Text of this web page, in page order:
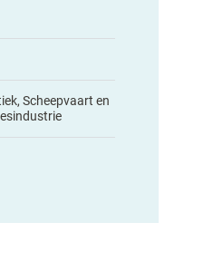
Scheepvaart en